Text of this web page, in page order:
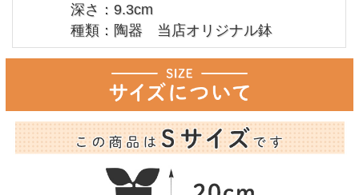
深さ：9.3cm
種類：陶器 当店オリジナル鉢